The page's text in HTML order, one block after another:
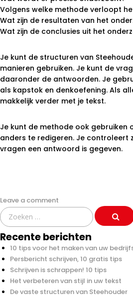
Volgens welke methode verloopt
Wat zijn de resultaten van het
Wat zijn de conclusies uit het
Je kunt de structuren van
manieren gebruiken. Je kunt de
daaronder de antwoorden. Je
als kapstok en denkoefening. Als
makkelijk verder met je tekst.
Je kunt de methode ook gebruiken
anders te redigeren. Je controleert
vragen een antwoord is gegeven.
Leave a comment
Search
for:
Recente berichten
10 tips voor het maken van uw
Persbericht schrijven, 10 gratis tips
Schrijven is schrappen! 10 tips
Het verbeteren van stijl in uw tekst
De vaste structuren van Steehouder